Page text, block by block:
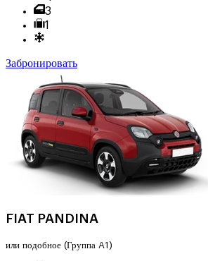
3
1
Забронировать
FIAT PANDINA
или подобное (Группа A1)